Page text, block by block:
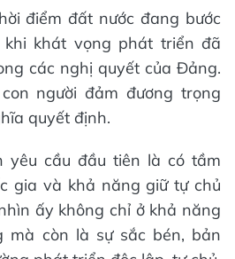
điểm đất nước đang bước
khát vọng phát triển đã
các nghị quyết của Đảng.
người đảm đương trọng
quyết định.
yêu cầu đầu tiên là có tầm
gia và khả năng giữ tự chủ
ấy không chỉ ở khả năng
mà còn là sự sắc bén, bản